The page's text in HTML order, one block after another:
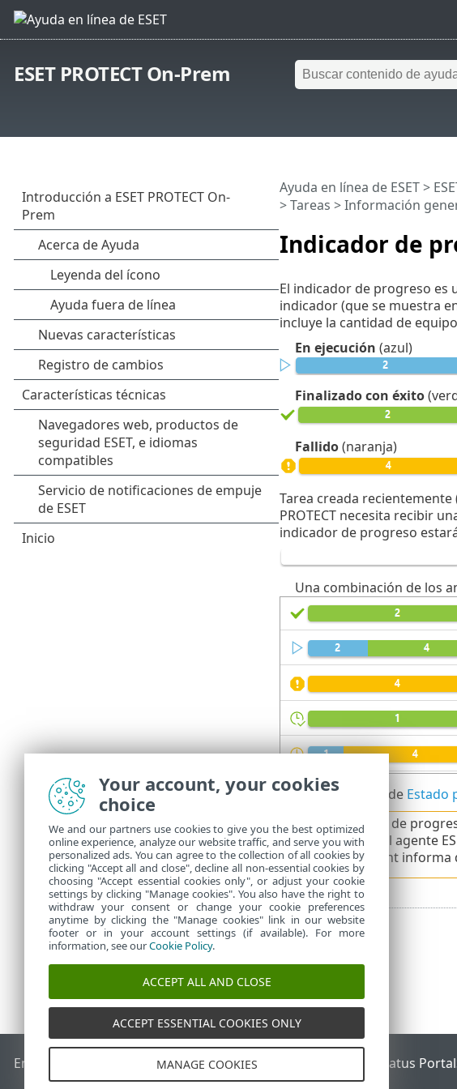
ESET PROTECT On-Prem
Indicador de
Ayuda en línea de ESET>
>Tareas >Información
El indicador de progreso es
indicador (que se muestra
incluye la cantidad de
En ejecución (azul)
Finalizado con éxito
Fallido(naranja)
Tarea creada
PROTECT necesita recibir
indicador de progreso
Una combinación de los
Consulte el icono de Estado
El indicador de
proviene del agente
Management informa
End of Life Base de conocimiento de ESET ESET Status Portal
Your account, your cookies
choice
We and our partners use cookies to give you the best optimized
online experience, analyze our website traffic, and serve you with
personalized ads. You can agree to the collection of all cookies by
clicking "Accept all and close", decline all non-essential cookies by
choosing "Accept essential cookies only", or adjust your cookie
settings by clicking "Manage cookies". You also have the right to
withdraw your consent or change your cookie preferences
anytime by clicking the "Manage cookies" link in our website
footer or in your account settings (if available). For more
information, see ourCookie Policy.
ACCEPT ALL AND CLOSE
ACCEPT ESSENTIAL COOKIES ONLY
MANAGE COOKIES